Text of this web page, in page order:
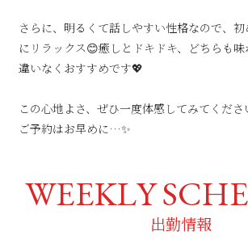
さらに、明るくて話しやすい性格なので、
にリラックス😊癒しとドキドキ、どちらも
違いなくおすすめです💖
この心地よさ、ぜひ一度体感してみてくださ
ご予約はお早めに…✨
WEEKLY
出勤情報